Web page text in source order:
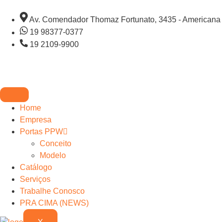
Av. Comendador Thomaz Fortunato, 3435 -
19 98377-0377
19 2109-9900
Home
Empresa
Portas PPW
Conceito
Modelo
Catálogo
Serviços
Trabalhe Conosco
PRA CIMA (NEWS)